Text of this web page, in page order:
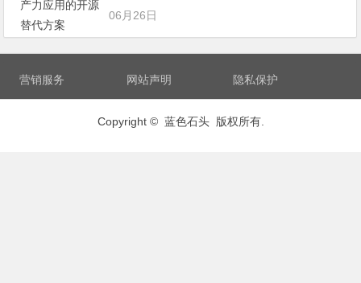
06月26日
营销服务 网站声明 隐私保护
Copyright © 蓝色石头 版权所有.